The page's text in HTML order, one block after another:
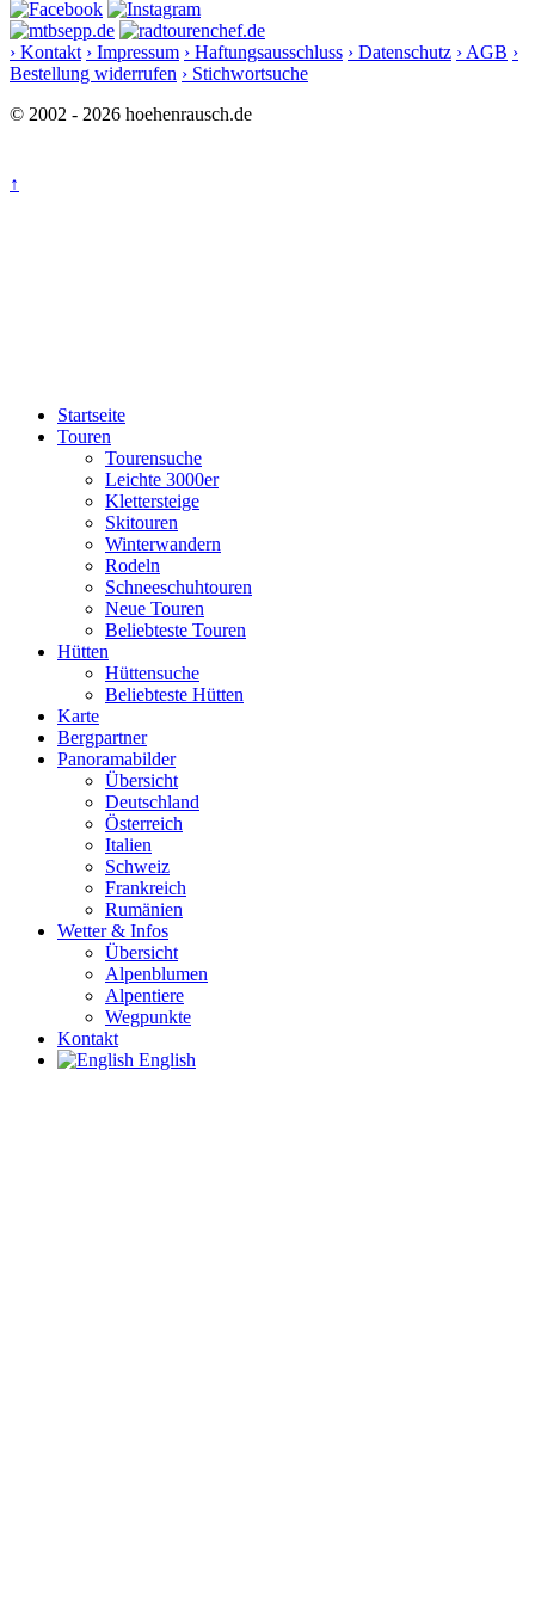
› Kontakt › Impressum › Haftungsausschluss › Datenschutz › AGB ›
Bestellung widerrufen › Stichwortsuche
© 2002 - 2026 hoehenrausch.de
↑
Startseite
Touren
Tourensuche
Leichte 3000er
Klettersteige
Skitouren
Winterwandern
Rodeln
Schneeschuhtouren
Neue Touren
Beliebteste Touren
Hütten
Hüttensuche
Beliebteste Hütten
Karte
Bergpartner
Panoramabilder
Übersicht
Deutschland
Österreich
Italien
Schweiz
Frankreich
Rumänien
Wetter & Infos
Übersicht
Alpenblumen
Alpentiere
Wegpunkte
Kontakt
English